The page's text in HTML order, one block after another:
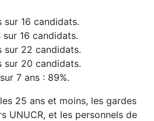
sur 16 candidats.
sur 16 candidats.
sur 22 candidats.
sur 20 candidats.
7 ans : 89%.
25 ans et moins, les gardes
UNUCR, et les personnels de